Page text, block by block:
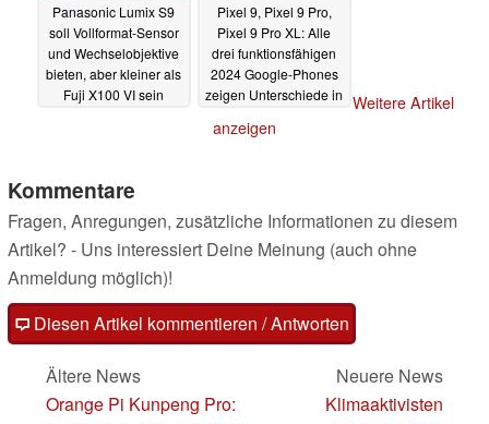
Panasonic Lumix S9
soll Vollformat-Sensor
und Wechselobjektive
bieten, aber kleiner als
Fuji X100 VI sein
Pixel 9, Pixel 9 Pro,
Pixel 9 Pro XL: Alle
drei funktionsfähigen
2024 Google-Phones
zeigen Unterschiede in
13.05.2024
Weitere Artikel
anzeigen
Kommentare
Fragen, Anregungen, zusätzliche Informationen zu diesem
Artikel? - Uns interessiert Deine Meinung (auch ohne
Anmeldung möglich)!
Diesen Artikel kommentieren / Antworten
Ältere News
Orange Pi Kunpeng Pro:
Neuere News
Klimaaktivisten